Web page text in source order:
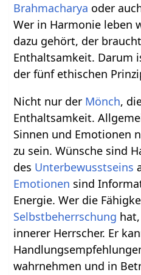
Brahmacharya oder
Wer in Harmonie leben
dazu gehört, der
Enthaltsamkeit. Darum
der fünf ethischen
Nicht nur der Mönch,
Enthaltsamkeit.
Sinnen und Emotionen
zu sein. Wünsche sind
des Unterbewusstseins
Emotionen sind
Energie. Wer die
Selbstbeherrschung
innerer Herrscher. Er
wahrnehmen und in